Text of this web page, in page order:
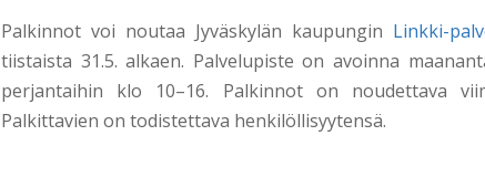
Palkinnot voi noutaa Jyväskylän kaupungin Linkki-
tiistaista 31.5. alkaen. Palvelupiste on avoinna
perjantaihin klo 10–16. Palkinnot on noudettava
Palkittavien on todistettava henkilöllisyytensä.